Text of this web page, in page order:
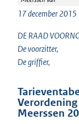
17 december 2015
DE RAAD
De voorzitter,
De griffier,
Meerssen